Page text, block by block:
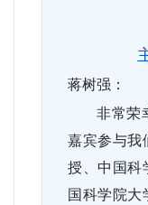
蒋树强：
非常荣
嘉宾参与我
授、中国科
国科学院大